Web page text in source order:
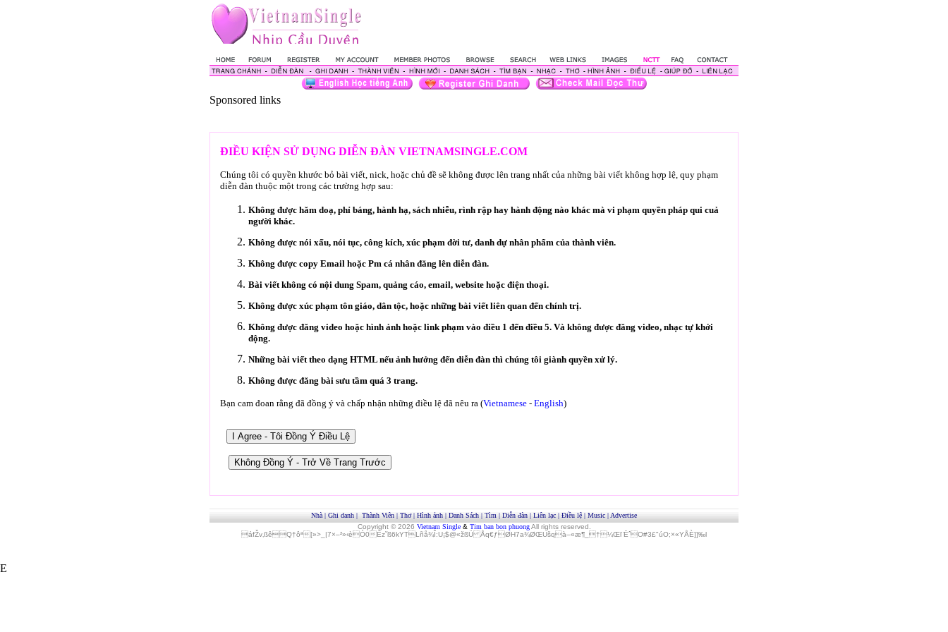
Sponsored links
ĐIỀU KIỆN SỬ DỤNG DIỄN ĐÀN VIETNAMSINGLE.COM
Chúng tôi có quyền khước bỏ bài viết, nick, hoặc chủ đề sẽ không được lên trang nhất của những bài viết không hợp lệ, quy phạm
diễn đàn thuộc một trong các trường hợp sau:
Không được hăm doạ, phỉ báng, hành hạ, sách nhiễu, rình rập hay hành động nào khác mà vi phạm quyền pháp qui cuả
người khác.
Không được nói xấu, nói tục, công kích, xúc phạm đời tư, danh dự nhân phẩm của thành viên.
Không được copy Email hoặc Pm cá nhân đăng lên diễn đàn.
Bài viết không có nội dung Spam, quảng cáo, email, website hoặc điện thoại.
Không được xúc phạm tôn giáo, dân tộc, hoặc những bài viết liên quan đến chính trị.
Không được đăng video hoặc hình ảnh hoặc link phạm vào điều 1 đến điều 5. Và không được đăng video, nhạc tự khởi
động.
Những bài viết theo dạng HTML nếu ảnh hưởng đến diễn đàn thì chúng tôi giành quyền xử lý.
Không được đăng bài sưu tầm quá 3 trang.
Bạn cam đoan rằng đã đồng ý và chấp nhận những điều lệ đã nêu ra (Vietnamese - English)
Nhà | Ghi danh | Thành Viên | Thơ| Hình ảnh | Danh Sách | Tìm | Diễn đàn | Liên lạc | Điều lệ | Music | Advertise
Copyright © 2026 Vietnam Single& Tim ban bon phuong All rights reserved.
áfŽv‚ßêQ†ôª[»>_|7×–²»‹èÓ0Èz˜ß6kYTLñå¾Î:U¡$@«žßÜ Åq€ƒØH7a¾ØŒUšqà–«æ¶_†¼Œl¨ËˆO#3£"úO;×«Y­ÅÈ]}‰l
E